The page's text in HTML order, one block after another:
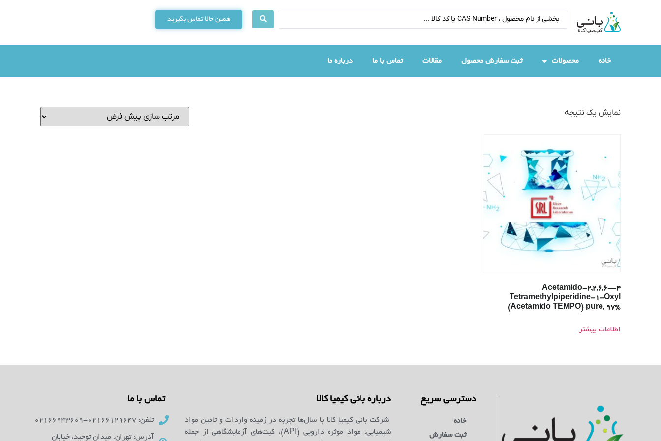
همین حالا تماس بگیرید
خانه محصولات ثبت سفارش محصول مقالات تماس با ما درباره ما
نمایش یک نتیجه
4-Acetamido-2,2,6,6-
Tetramethylpiperidine-1-Oxyl
(Acetamido TEMPO) pure, 97%
اطلاعات بیشتر
دسترسی سریع
خانه
ثبت سفارش
درباره بانی کیمیا کالا
شرکت بانی کیمیا کالا با سال‌ها تجربه در زمینه واردات و تامین مواد
شیمیایی، مواد موثره دارویی (API)، کیت‌های آزمایشگاهی از جمله
تماس با ما
تلفن: 02166129647-02166943609
آدرس: تهران، میدان توحید، خیابان